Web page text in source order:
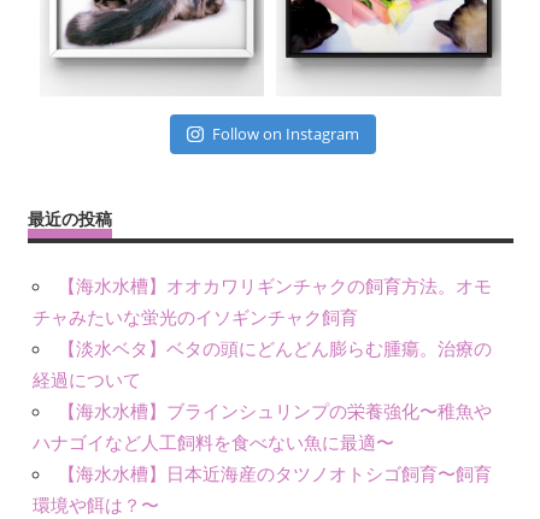
Follow on Instagram
最近の投稿
【海水水槽】オオカワリギンチャクの飼育方法。オモ
チャみたいな蛍光のイソギンチャク飼育
【淡水ベタ】ベタの頭にどんどん膨らむ腫瘍。治療の
経過について
【海水水槽】ブラインシュリンプの栄養強化〜稚魚や
ハナゴイなど人工飼料を食べない魚に最適〜
【海水水槽】日本近海産のタツノオトシゴ飼育〜飼育
環境や餌は？〜